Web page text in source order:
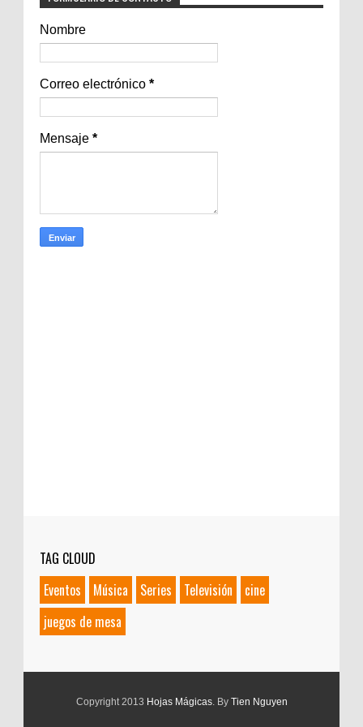
Nombre
Correo electrónico *
Mensaje *
TAG CLOUD
Eventos
Música Series Televisión
cine
juegos de mesa
Copyright 2013 Hojas Mágicas. By Tien Nguyen